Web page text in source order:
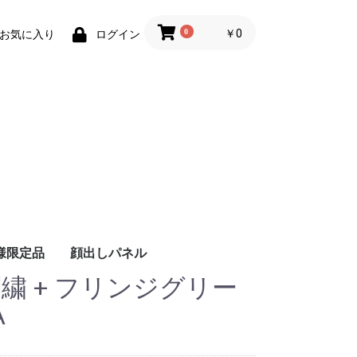
気に入り ログイン 0 ￥0
限定品 顔出しパネル
+ フリンジグリー